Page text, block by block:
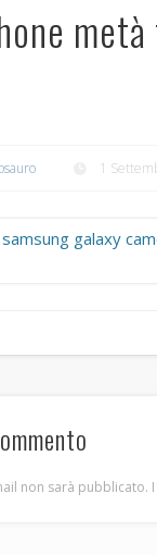
1
non sarà pubblicato.